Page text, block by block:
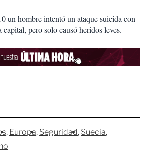
un hombre intentó un ataque suicida con
capital, pero solo causó heridos leves.
Europa Seguridad Suecia